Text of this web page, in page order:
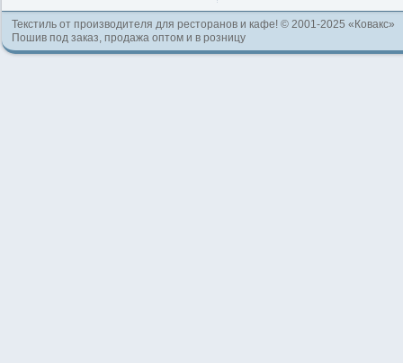
Текстиль от производителя для ресторанов и кафе! © 2001-2025 «Ковакс»
Пошив под заказ, продажа оптом и в розницу